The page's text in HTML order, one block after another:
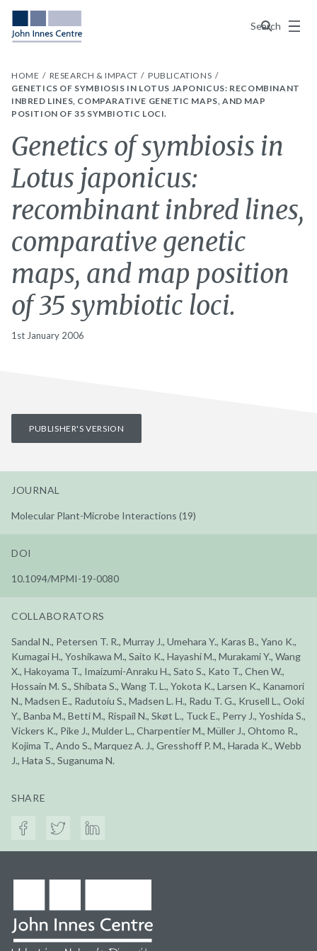
Search
Menu
HOME RESEARCH & IMPACT
PUBLICATIONS
GENETICS OF SYMBIOSIS IN LOTUS JAPONICUS: RECOMBINANT
INBRED LINES, COMPARATIVE GENETIC MAPS, AND MAP
POSITION OF 35 SYMBIOTIC LOCI.
Genetics of symbiosis in
Lotus japonicus:
recombinant inbred lines,
comparative genetic
maps, and map position
of 35 symbiotic loci.
1st January 2006
PUBLISHER'S VERSION
JOURNAL
Molecular Plant-Microbe Interactions (19)
DOI
10.1094/MPMI-19-0080
COLLABORATORS
Sandal N., Petersen T. R., Murray J., Umehara Y., Karas B., Yano K.,
Kumagai H., Yoshikawa M., Saito K., Hayashi M., Murakami Y., Wang
X., Hakoyama T., Imaizumi-Anraku H., Sato S., Kato T., Chen W.,
Hossain M. S., Shibata S., Wang T. L., Yokota K., Larsen K., Kanamori
N., Madsen E., Radutoiu S., Madsen L. H., Radu T. G., Krusell L., Ooki
Y., Banba M., Betti M., Rispail N., Skøt L., Tuck E., Perry J., Yoshida S.,
Vickers K., Pike J., Mulder L., Charpentier M., Müller J., Ohtomo R.,
Kojima T., Ando S., Marquez A. J., Gresshoff P. M., Harada K., Webb
J., Hata S., Suganuma N.
SHARE